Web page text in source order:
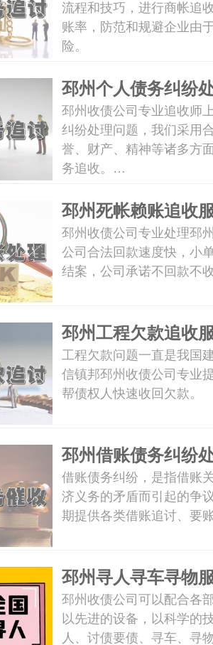
流程和技巧，进行商帐追
账率，防范和规避企业由
险。
邳州个人债务纠纷
邳州收债公司专业追收师
纠纷处理问题，我们采用
誉、财产、精神等诸多方
务追收。…
邳州死帐赖账追收
邳州收债公司专业处理邳
公司合法回款速度快，小
结案，公司承诺不回款不
邳州工程欠款追收
工程欠款问题一直是我国
信镇邦邳州收债公司专业
帮债权人快速收回欠款。
邳州借账债务纠纷
借账债务纠纷，是指借账
济义务的矛盾而引起的争
期提供各类借账追讨、要
邳州寻人寻车寻物
邳州收债公司可以配合各
以先进的设备，以科学的
人、讨债要债、寻车、寻